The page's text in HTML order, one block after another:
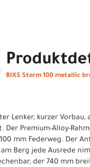
BIXS Storm 100 metallic
Lenker, kurzer
Der Premium-Alloy-
mm Federweg. Der
Berg jede Ausrede
der 740 mm